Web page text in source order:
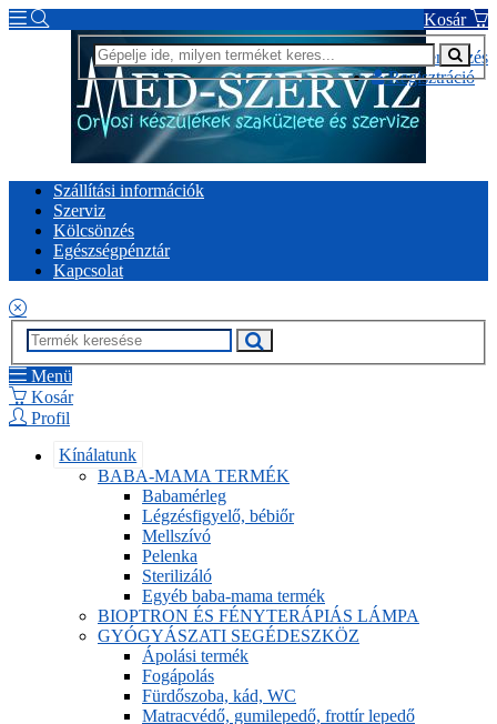
Kosár
Bejelentkezés
Regisztráció
Szállítási információk
Szerviz
Kölcsönzés
Egészségpénztár
Kapcsolat
Menü
Kosár
Profil
Kínálatunk
BABA-MAMA TERMÉK
Babamérleg
Légzésfigyelő, bébiőr
Mellszívó
Pelenka
Sterilizáló
Egyéb baba-mama termék
BIOPTRON ÉS FÉNYTERÁPIÁS LÁMPA
GYÓGYÁSZATI SEGÉDESZKÖZ
Ápolási termék
Fogápolás
Fürdőszoba, kád, WC
Matracvédő, gumilepedő, frottír lepedő